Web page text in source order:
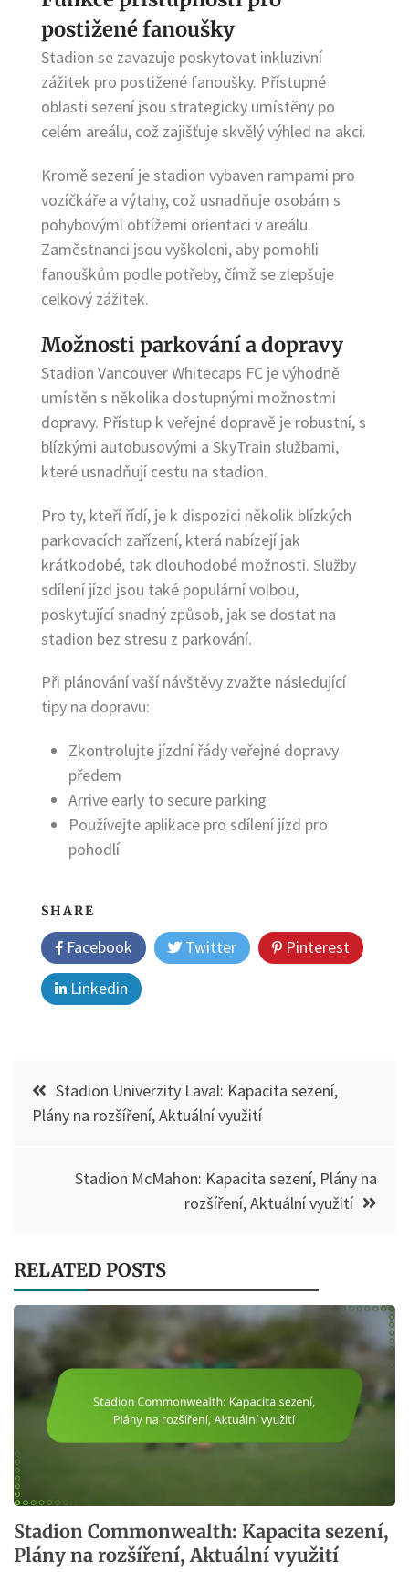
postižené fanoušky
Stadion se zavazuje poskytovat inkluzivní
zážitek pro postižené fanoušky. Přístupné
oblasti sezení jsou strategicky umístěny po
celém areálu, což zajišťuje skvělý výhled na akci.
Kromě sezení je stadion vybaven rampami pro
vozíčkáře a výtahy, což usnadňuje osobám s
pohybovými obtížemi orientaci v areálu.
Zaměstnanci jsou vyškoleni, aby pomohli
fanouškům podle potřeby, čímž se zlepšuje
celkový zážitek.
Možnosti parkování a dopravy
Stadion Vancouver Whitecaps FC je výhodně
umístěn s několika dostupnými možnostmi
dopravy. Přístup k veřejné dopravě je robustní, s
blízkými autobusovými a SkyTrain službami,
které usnadňují cestu na stadion.
Pro ty, kteří řídí, je k dispozici několik blízkých
parkovacích zařízení, která nabízejí jak
krátkodobé, tak dlouhodobé možnosti. Služby
sdílení jízd jsou také populární volbou,
poskytující snadný způsob, jak se dostat na
stadion bez stresu z parkování.
Při plánování vaší návštěvy zvažte následující
tipy na dopravu:
Zkontrolujte jízdní řády veřejné dopravy
předem
Arrive early to secure parking
Používejte aplikace pro sdílení jízd pro
pohodlí
SHARE
Facebook Twitter
Pinterest
Linkedin
Post
navigation
Stadion Univerzity Laval: Kapacita sezení,
Plány na rozšíření, Aktuální využití
Stadion McMahon: Kapacita sezení, Plány na
rozšíření, Aktuální využití
RELATED POSTS
Stadion Commonwealth: Kapacita sezení,
Plány na rozšíření, Aktuální využití